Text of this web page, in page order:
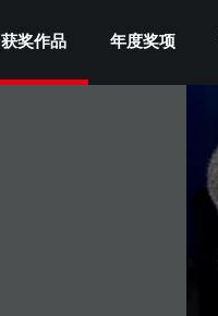
获奖作品 年度奖项